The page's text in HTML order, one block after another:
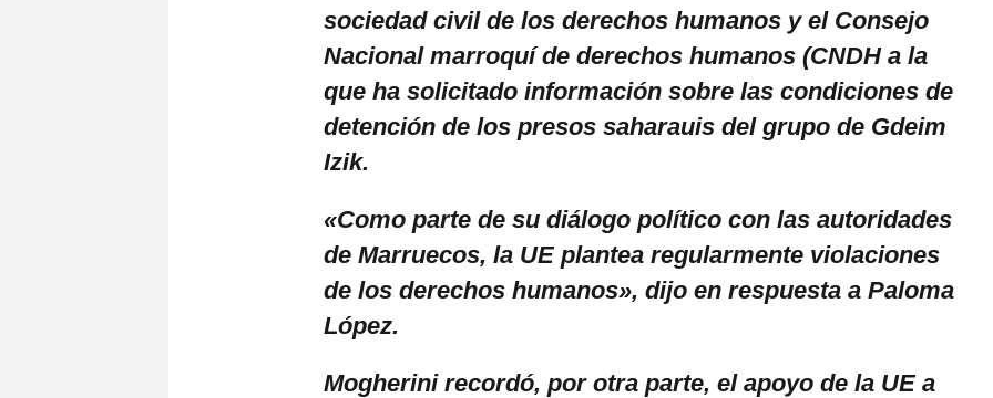
sociedad civil de los derechos humanos y el Consejo
Nacional marroquí de derechos humanos (CNDH a la
que ha solicitado información sobre las condiciones de
detención de los presos saharauis del grupo de Gdeim
Izik.
«Como parte de su diálogo político con las autoridades
de Marruecos, la UE plantea regularmente violaciones
de los derechos humanos», dijo en respuesta a Paloma
López.
Mogherini recordó, por otra parte, el apoyo de la UE a